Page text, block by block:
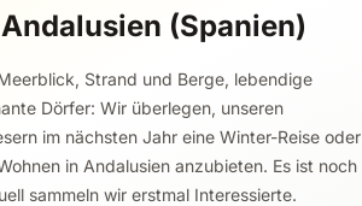
(Spanien)
Strand und Berge, lebendige
Dörfer: Wir überlegen, unseren
im nächsten Jahr eine Winter-Reise oder
in Andalusien anzubieten. Es ist noch
sammeln wir erstmal Interessierte.